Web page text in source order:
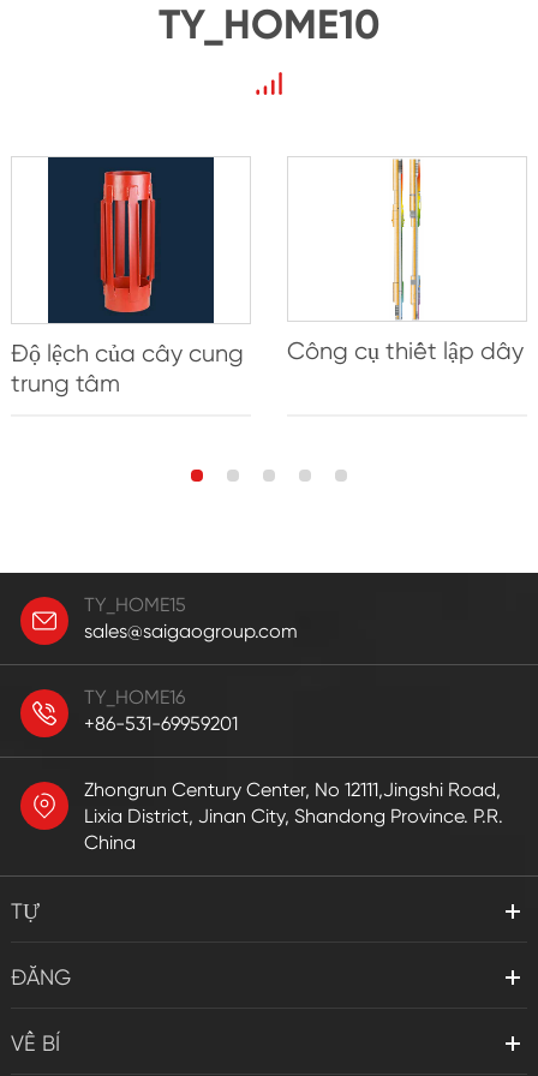
TY_HOME10
Độ lệch của cây cung
trung tâm
Công cụ thiết lập dây
TY_HOME15
sales@saigaogroup.com
TY_HOME16
+86-531-69959201
Zhongrun Century Center, No 12111,Jingshi Road,
Lixia District, Jinan City, Shandong Province. P.R.
China
TỰ
ĐĂNG
VỀ BÍ